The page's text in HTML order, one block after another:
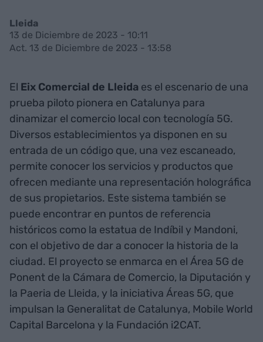
Lleida
13 de Diciembre de 2023 - 10:11
Act. 13 de Diciembre de 2023 - 13:58
El Eix Comercial de Lleida es el escenario de una
prueba piloto pionera en Catalunya para
dinamizar el comercio local con tecnología 5G.
Diversos establecimientos ya disponen en su
entrada de un código que, una vez escaneado,
permite conocer los servicios y productos que
ofrecen mediante una representación holográfica
de sus propietarios. Este sistema también se
puede encontrar en puntos de referencia
históricos como la estatua de Indíbil y Mandoni,
con el objetivo de dar a conocer la historia de la
ciudad. El proyecto se enmarca en el Área 5G de
Ponent de la Cámara de Comercio, la Diputación y
la Paeria de Lleida, y la iniciativa Áreas 5G, que
impulsan la Generalitat de Catalunya, Mobile World
Capital Barcelona y la Fundación i2CAT.